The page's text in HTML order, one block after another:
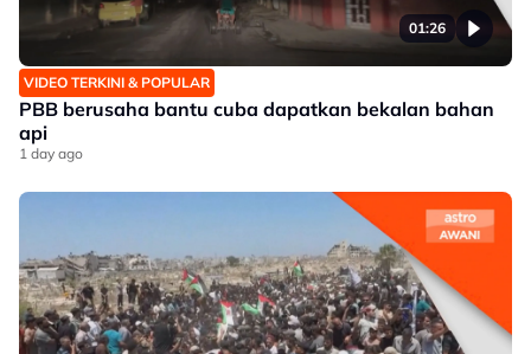
01:26
VIDEO TERKINI & POPULAR
PBB berusaha bantu cuba dapatkan bekalan bahan
api
1 day ago